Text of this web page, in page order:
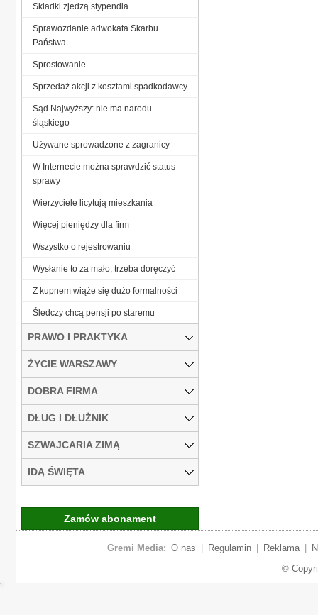
Składki zjedzą stypendia
Sprawozdanie adwokata Skarbu
Państwa
Sprostowanie
Sprzedaż akcji z kosztami spadkodawcy
Sąd Najwyższy: nie ma narodu
śląskiego
Używane sprowadzone z zagranicy
W Internecie można sprawdzić status
sprawy
Wierzyciele licytują mieszkania
Więcej pieniędzy dla firm
Wszystko o rejestrowaniu
Wysłanie to za mało, trzeba doręczyć
Z kupnem wiąże się dużo formalności
Śledczy chcą pensji po staremu
PRAWO I PRAKTYKA
ŻYCIE WARSZAWY
DOBRA FIRMA
DŁUG I DŁUŻNIK
SZWAJCARIA ZIMĄ
IDĄ ŚWIĘTA
Zamów abonament
Gremi Media: O nas Regulamin Reklama
©